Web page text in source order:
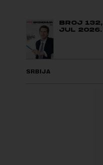
BROJ 132,
JUL 2026.
SRBIJA